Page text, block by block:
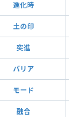
進化時
土の印
突進
バリア
モード
融合